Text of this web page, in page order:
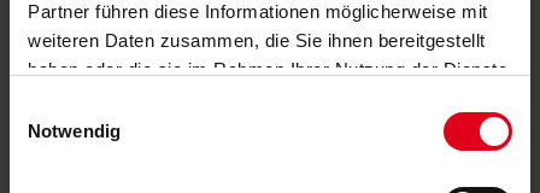
Partner führen diese Informationen möglicherweise mit
weiteren Daten zusammen, die Sie ihnen bereitgestellt
haben oder die sie im Rahmen Ihrer Nutzung der Dienste
Notwendig